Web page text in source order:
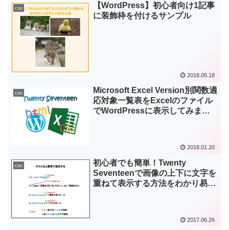
css
【WordPress】初心者向け1記事
に装飾枠を付けるサンプル
2018.05.18
css
Microsoft Excel Version別関数適
応対象一覧表をExcelのファイル
でWordPressに表示してみまし
2018.01.20
css
初心者でも簡単！Twenty
Seventeenで画像の上下に文字を
重ねて表示する方法をわかり易く
2017.06.26